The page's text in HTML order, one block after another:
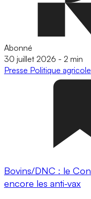
Abonné
30 juillet 2026 - 2 min
Presse Politique agricole
Bovins/DNC : le
encore les anti-vax